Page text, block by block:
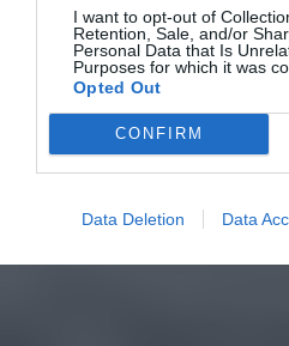
I want to opt-out of
Retention, Sale, and/or
Personal Data that Is
Purposes for which it was
Opted Out
CONFIRM
Data Deletion Data